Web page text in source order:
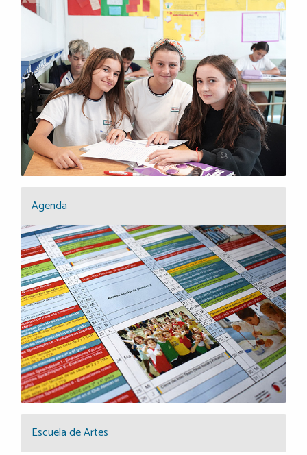
Agenda
Escuela de Artes